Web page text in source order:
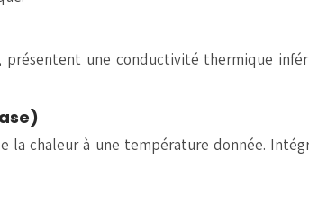
une conductivité thermique
la chaleur à une température donnée.